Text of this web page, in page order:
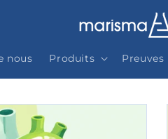
nous Produits Preuves